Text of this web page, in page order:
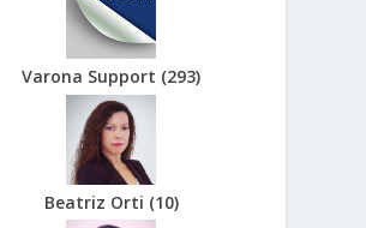
Varona Support (293)
Beatriz Orti (10)